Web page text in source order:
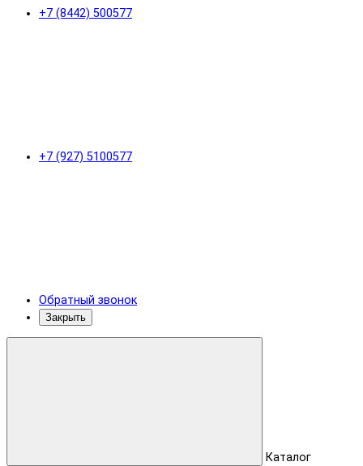
+7 (8442) 500577
+7 (927) 5100577
Обратный звонок
Закрыть
Каталог